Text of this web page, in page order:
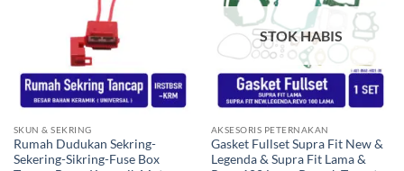
SKUN & SEKRING
Rumah Dudukan Sekring-
Sekering-Sikring-Fuse Box
STOK HABIS
AKSESORIS PETERNAKAN
Gasket Fullset Supra Fit New &
Legenda & Supra Fit Lama &